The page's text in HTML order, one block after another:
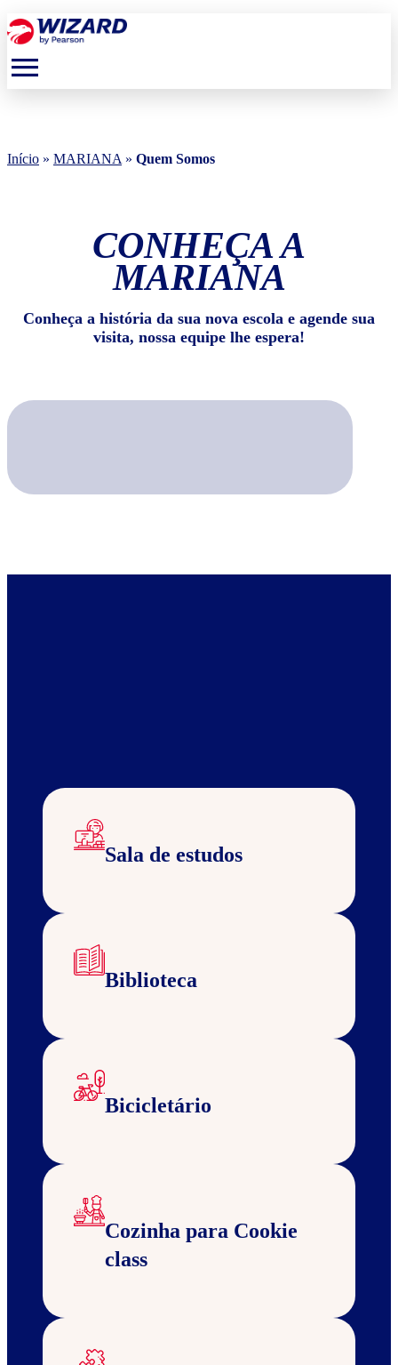
menu
Início » MARIANA » Quem Somos
CONHEÇA A
MARIANA
Conheça a história da sua nova escola e agende sua
visita, nossa equipe lhe espera!
Sala de estudos
Biblioteca
Bicicletário
Cozinha para Cookie
class